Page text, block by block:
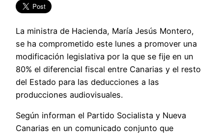
La ministra de Hacienda, María Jesús Montero,
se ha comprometido este lunes a promover una
modificación legislativa por la que se fije en un
80% el diferencial fiscal entre Canarias y el resto
del Estado para las deducciones a las
producciones audiovisuales.
Según informan el Partido Socialista y Nueva
Canarias en un comunicado conjunto que